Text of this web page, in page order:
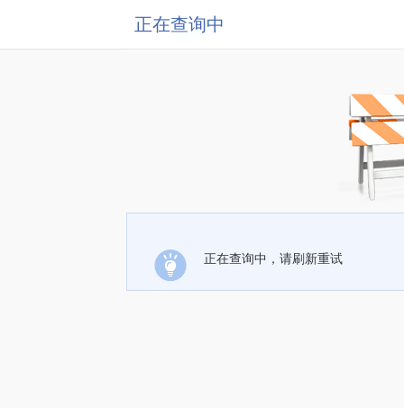
正在查询中
正在查询中，请刷新重试